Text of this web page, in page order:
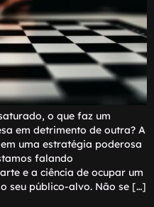
o que faz um
em detrimento de outra? A
uma estratégia poderosa
falando
e a ciência de ocupar um
seu público-alvo. Não se […]